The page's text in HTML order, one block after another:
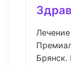
Брянск.